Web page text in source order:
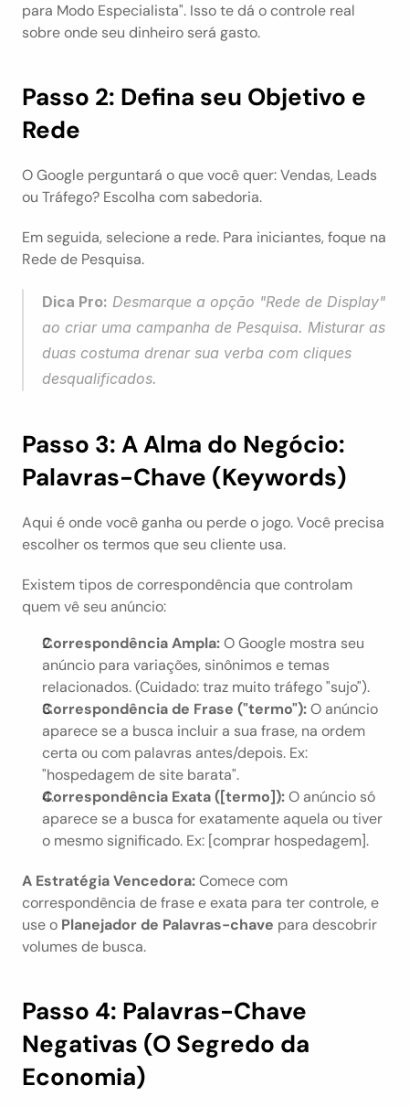
para Modo Especialista". Isso te dá o controle real
sobre onde seu dinheiro será gasto.
Passo 2: Defina seu Objetivo e
Rede
O Google perguntará o que você quer: Vendas, Leads
ou Tráfego? Escolha com sabedoria.
Em seguida, selecione a rede. Para iniciantes, foque na
Rede de Pesquisa.
Dica Pro: Desmarque a opção "Rede de Display"
ao criar uma campanha de Pesquisa. Misturar as
duas costuma drenar sua verba com cliques
desqualificados.
Passo 3: A Alma do Negócio:
Palavras-Chave (Keywords)
Aqui é onde você ganha ou perde o jogo. Você precisa
escolher os termos que seu cliente usa.
Existem tipos de correspondência que controlam
quem vê seu anúncio:
Correspondência Ampla: O Google mostra seu
anúncio para variações, sinônimos e temas
relacionados. (Cuidado: traz muito tráfego "sujo").
Correspondência de Frase ("termo"): O anúncio
aparece se a busca incluir a sua frase, na ordem
certa ou com palavras antes/depois. Ex:
"hospedagem de site barata".
Correspondência Exata ([termo]): O anúncio só
aparece se a busca for exatamente aquela ou tiver
o mesmo significado. Ex: [comprar hospedagem].
A Estratégia Vencedora: Comece com
correspondência de frase e exata para ter controle, e
use o Planejador de Palavras-chave para descobrir
volumes de busca.
Passo 4: Palavras-Chave
Negativas (O Segredo da
Economia)